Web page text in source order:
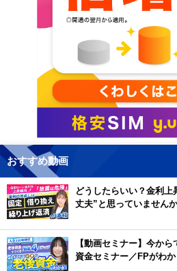
おすすめ動画
どうしたらいい？金利上
丈夫”と思っていません
【動画セミナー】今か
資金セミナー／FPがわ